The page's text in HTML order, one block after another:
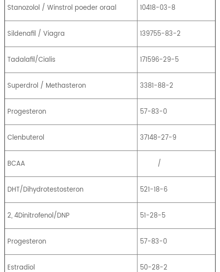
Stanozolol / Winstrol poeder oraal 10418-03-8
Sildenafil / Viagra 139755-83-2
Tadalafil/Cialis 171596-29-5
Superdrol / Methasteron 3381-88-2
Progesteron 57-83-0
Clenbuterol 37148-27-9
BCAA /
DHT/Dihydrotestosteron 521-18-6
2, 4Dinitrofenol/DNP 51-28-5
Progesteron 57-83-0
Estradiol 50-28-2